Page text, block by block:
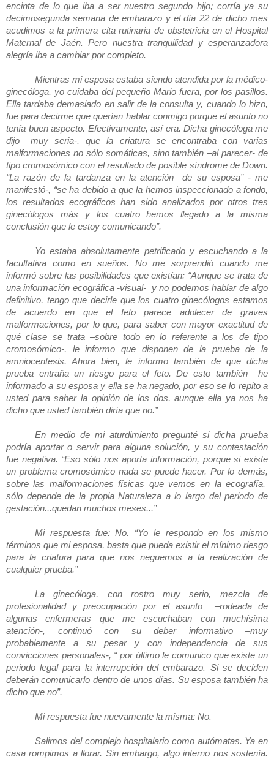
encinta de lo que iba a ser nuestro segundo hijo; corría ya su
decimosegunda semana de embarazo y el día 22 de dicho mes
acudimos a la primera cita rutinaria de obstetricia en el Hospital
Maternal de Jaén. Pero nuestra tranquilidad y esperanzadora
alegría iba a cambiar por completo.
Mientras mi esposa estaba siendo atendida por la médico-
ginecóloga, yo cuidaba del pequeño Mario fuera, por los pasillos.
Ella tardaba demasiado en salir de la consulta y, cuando lo hizo,
fue para decirme que querían hablar conmigo porque el asunto no
tenía buen aspecto. Efectivamente, así era. Dicha ginecóloga me
dijo –muy seria-, que la criatura se encontraba con varias
malformaciones no sólo somáticas, sino también –al parecer- de
tipo cromosómico con el resultado de posible síndrome de Down.
“La razón de la tardanza en la atención de su esposa” - me
manifestó-, “se ha debido a que la hemos inspeccionado a fondo,
los resultados ecográficos han sido analizados por otros tres
ginecólogos más y los cuatro hemos llegado a la misma
conclusión que le estoy comunicando”.
Yo estaba absolutamente petrificado y escuchando a la
facultativa como en sueños. No me sorprendió cuando me
informó sobre las posibilidades que existían: “Aunque se trata de
una información ecográfica -visual- y no podemos hablar de algo
definitivo, tengo que decirle que los cuatro ginecólogos estamos
de acuerdo en que el feto parece adolecer de graves
malformaciones, por lo que, para saber con mayor exactitud de
qué clase se trata –sobre todo en lo referente a los de tipo
cromosómico-, le informo que disponen de la prueba de la
amniocentesis. Ahora bien, le informo también de que dicha
prueba entraña un riesgo para el feto. De esto también he
informado a su esposa y ella se ha negado, por eso se lo repito a
usted para saber la opinión de los dos, aunque ella ya nos ha
dicho que usted también diría que no.”
En medio de mi aturdimiento pregunté si dicha prueba
podría aportar o servir para alguna solución, y su contestación
fue negativa. “Eso sólo nos aporta información, porque si existe
un problema cromosómico nada se puede hacer. Por lo demás,
sobre las malformaciones físicas que vemos en la ecografía,
sólo depende de la propia Naturaleza a lo largo del periodo de
gestación...quedan muchos meses...”
Mi respuesta fue: No. “Yo le respondo en los mismo
términos que mi esposa, basta que pueda existir el mínimo riesgo
para la criatura para que nos neguemos a la realización de
cualquier prueba.”
La ginecóloga, con rostro muy serio, mezcla de
profesionalidad y preocupación por el asunto –rodeada de
algunas enfermeras que me escuchaban con muchísima
atención-, continuó con su deber informativo –muy
probablemente a su pesar y con independencia de sus
convicciones personales-, “ por último le comunico que existe un
periodo legal para la interrupción del embarazo. Si se deciden
deberán comunicarlo dentro de unos días. Su esposa también ha
dicho que no”.
Mi respuesta fue nuevamente la misma: No.
Salimos del complejo hospitalario como autómatas. Ya en
casa rompimos a llorar. Sin embargo, algo interno nos sostenía.